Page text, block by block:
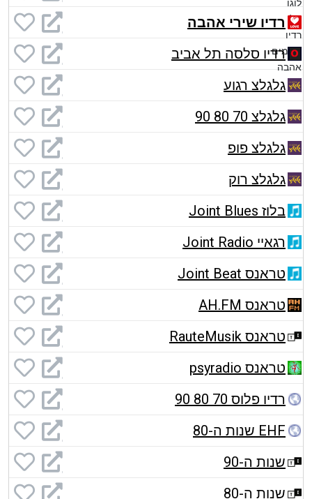
רדיו שירי אהבה
רדיו סלסה תל אביב
גלגלצ רגוע
גלגלצ 70 80 90
גלגלצ פופ
גלגלצ רוק
בלוז Joint Blues
רגאיי Joint Radio
טראנס Joint Beat
טראנס AH.FM
טראנס RauteMusik
טראנס psyradio
רדיו פלוס 70 80 90
EHF שנות ה-80
שנות ה-90
שנות ה-80